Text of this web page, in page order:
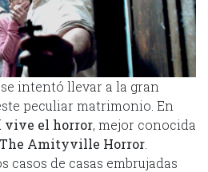
intentó llevar a la gran
peculiar matrimonio. En
vive el horror, mejor conocida
The Amityville Horror
casos de casas embrujadas